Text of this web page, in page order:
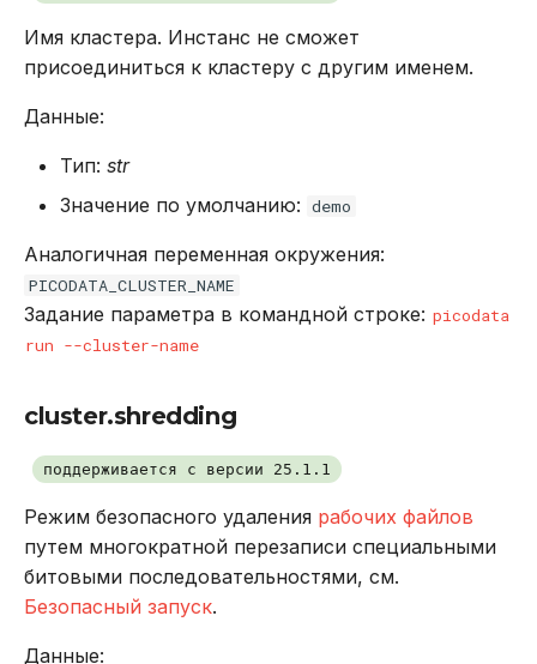
Имя кластера. Инстанс не сможет
присоединиться к кластеру с другим именем.
Данные:
Тип: str
Значение по умолчанию: demo
Аналогичная переменная окружения:
PICODATA_CLUSTER_NAME
Задание параметра в командной строке: picodata
run --cluster-name
cluster.shredding
поддерживается с версии 25.1.1
Режим безопасного удаления рабочих файлов
путем многократной перезаписи специальными
битовыми последовательностями, см.
Безопасный запуск.
Данные: